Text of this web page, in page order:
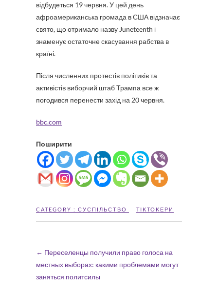
відбудеться 19 червня. У цей день
афроамериканська громада в США відзначає
свято, що отримало назву Juneteenth і
знаменує остаточне скасування рабства в
країні.
Після численних протестів політиків та
активістів виборчий штаб Трампа все ж
погодився перенести захід на 20 червня.
bbc.com
Поширити
CATEGORY : СУСПІЛЬСТВО TIKTOKЕРИ
← Переселенцы получили право голоса на
местных выборах: какими проблемами могут
заняться политсилы